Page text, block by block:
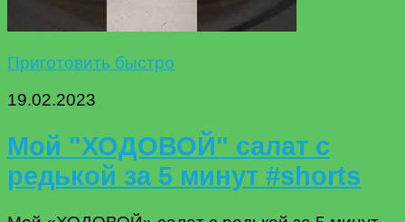
Приготовить быстро
19.02.2023
Мой "ХОДОВОЙ" салат с
редькой за 5 минут #shorts